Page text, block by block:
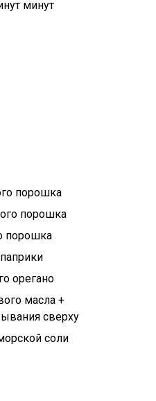
минут
порошка
порошка
порошка
орегано
масла +
сверху
соли